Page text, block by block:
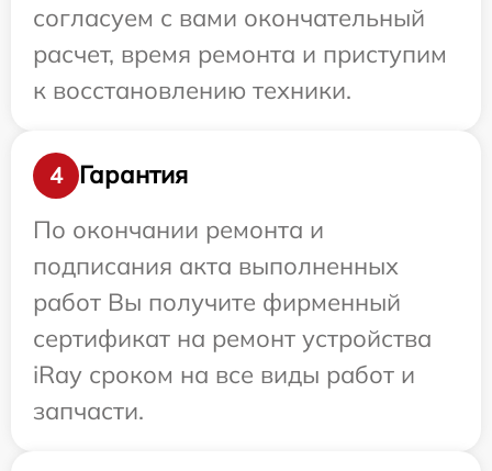
согласуем с вами окончательный
расчет, время ремонта и приступим
к восстановлению техники.
4
Гарантия
По окончании ремонта и
подписания акта выполненных
работ Вы получите фирменный
сертификат на ремонт устройства
iRay сроком на все виды работ и
запчасти.